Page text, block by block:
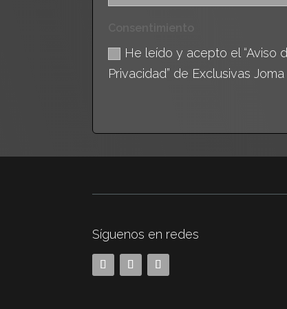
He leído y acepto el “Aviso
Privacidad” de Exclusivas Joma
Síguenos en redes